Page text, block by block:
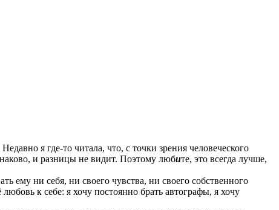
я где-то читала, что, с точки зрения человеческого
и разницы не видит. Поэтому любите, это всегда лучше,
ему ни себя, ни своего чувства, ни своего собственного
к себе: я хочу постоянно брать автографы, я хочу